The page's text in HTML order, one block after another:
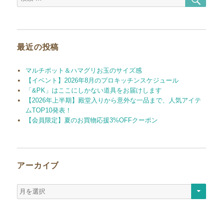
索
最近の投稿
マルチポット＆ハマグリお玉のサイズ感
【イベント】2026年8月のプロキッチンスケジュール
「&PK」はここにしかない道具をお届けします
【2026年上半期】殿堂入りから意外な一品まで、人気アイテ
ムTOP10発表！
【会員限定】夏のお買物応援3%OFFクーポン
アーカイブ
ア
ー